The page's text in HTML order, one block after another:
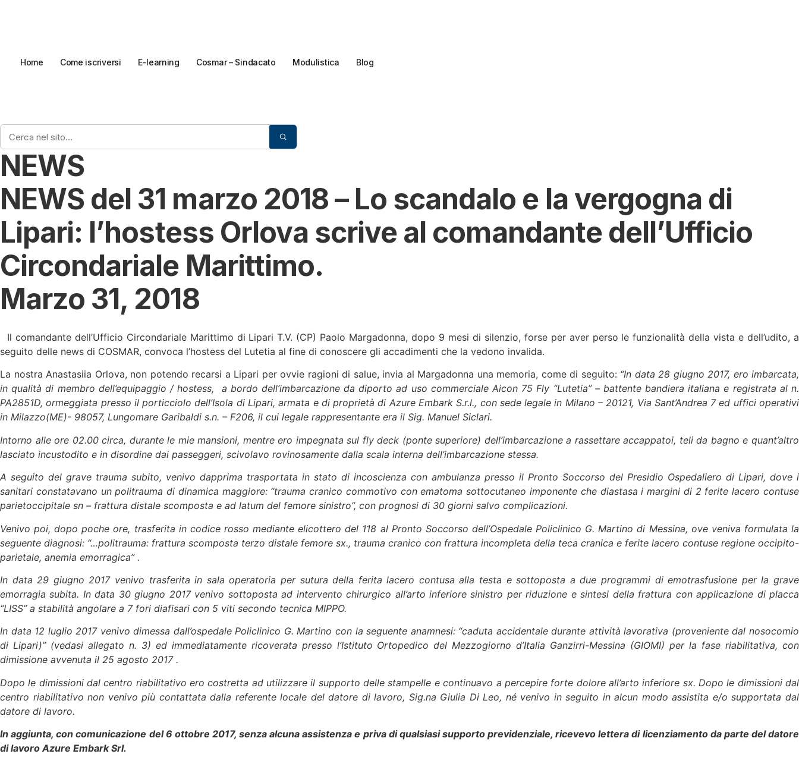
Home Come iscriversi E-learning Cosmar – Sindacato Modulistica Blog
NEWS
NEWS del 31 marzo 2018 – Lo scandalo e la vergogna di
Lipari: l’hostess Orlova scrive al comandante dell’Ufficio
Circondariale Marittimo.
Marzo 31, 2018
Il comandante dell’Ufficio Circondariale Marittimo di Lipari T.V. (CP) Paolo Margadonna, dopo 9 mesi di silenzio, forse per aver perso le funzionalità della vista e dell’udito, a
seguito delle news di COSMAR, convoca l’hostess del Lutetia al fine di conoscere gli accadimenti che la vedono invalida.
La nostra Anastasiia Orlova, non potendo recarsi a Lipari per ovvie ragioni di salue, invia al Margadonna una memoria, come di seguito: “In data 28 giugno 2017, ero imbarcata,
in qualità di membro dell’equipaggio / hostess,
a bordo dell’imbarcazione da diporto ad uso commerciale Aicon 75 Fly “Lutetia” – battente bandiera italiana e registrata al n.
PA2851D, ormeggiata presso il porticciolo dell’Isola di Lipari, armata e di proprietà di Azure Embark S.r.l., con sede legale in Milano – 20121, Via Sant’Andrea 7 ed uffici operativi
in Milazzo(ME)- 98057, Lungomare Garibaldi s.n. – F206, il cui legale rappresentante era il Sig. Manuel Siclari.
Intorno alle ore 02.00 circa, durante le mie mansioni, mentre ero impegnata sul fly deck (ponte superiore) dell’imbarcazione a rassettare accappatoi, teli da bagno e quant’altro
lasciato incustodito e in disordine dai passeggeri, scivolavo rovinosamente dalla scala interna dell’imbarcazione stessa.
A seguito del grave trauma subito, venivo dapprima trasportata in stato di incoscienza con ambulanza presso il Pronto Soccorso del Presidio Ospedaliero di Lipari, dove i
sanitari constatavano un politrauma di dinamica maggiore: “trauma cranico commotivo con ematoma sottocutaneo imponente che diastasa i margini di 2 ferite lacero contuse
parietoccipitale sn – frattura distale scomposta e ad latum del femore sinistro”, con prognosi di 30 giorni salvo complicazioni.
Venivo poi, dopo poche ore, trasferita in codice rosso mediante elicottero del 118 al Pronto Soccorso dell’Ospedale Policlinico G. Martino di Messina, ove veniva formulata la
seguente diagnosi: “…politrauma: frattura scomposta terzo distale femore sx., trauma cranico con frattura incompleta della teca cranica e ferite lacero contuse regione occipito-
parietale, anemia emorragica” .
In data 29 giugno 2017 venivo trasferita in sala operatoria per sutura della ferita lacero contusa alla testa e sottoposta a due programmi di emotrasfusione per la grave
emorragia subita. In data 30 giugno 2017 venivo sottoposta ad intervento chirurgico all’arto inferiore sinistro per riduzione e sintesi della frattura con applicazione di placca
“LISS” a stabilità angolare a 7 fori diafisari con 5 viti secondo tecnica MIPPO.
In data 12 luglio 2017 venivo dimessa dall’ospedale Policlinico G. Martino con la seguente anamnesi: “caduta accidentale durante attività lavorativa (proveniente dal nosocomio
di Lipari)” (vedasi allegato n. 3) ed immediatamente ricoverata presso l’Istituto Ortopedico del Mezzogiorno d’Italia Ganzirri-Messina (GIOMI) per la fase riabilitativa, con
dimissione avvenuta il 25 agosto 2017 .
Dopo le dimissioni dal centro riabilitativo ero costretta ad utilizzare il supporto delle stampelle e continuavo a percepire forte dolore all’arto inferiore sx. Dopo le dimissioni dal
centro riabilitativo non venivo più contattata dalla referente locale del datore di lavoro, Sig.na Giulia Di Leo, né venivo in seguito in alcun modo assistita e/o supportata dal
datore di lavoro.
In aggiunta, con comunicazione del 6 ottobre 2017, senza alcuna assistenza e priva di qualsiasi supporto previdenziale, ricevevo lettera di licenziamento da parte del datore
di lavoro Azure Embark Srl.